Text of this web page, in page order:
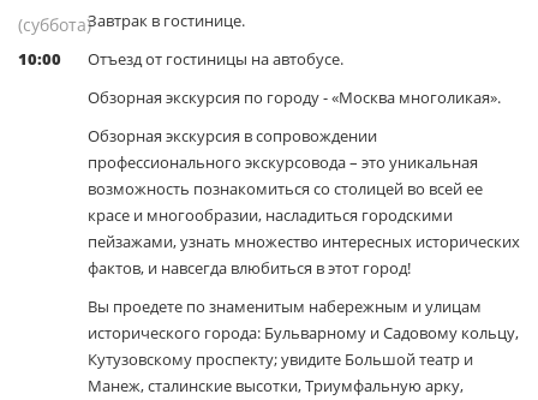
(суббота)Завтрак в гостинице.
10:00
Отъезд от гостиницы на автобусе.
Обзорная экскурсия по городу - «Москва многоликая».
Обзорная экскурсия в сопровождении
профессионального экскурсовода – это уникальная
возможность познакомиться со столицей во всей ее
красе и многообразии, насладиться городскими
пейзажами, узнать множество интересных исторических
фактов, и навсегда влюбиться в этот город!
Вы проедете по знаменитым набережным и улицам
исторического города: Бульварному и Садовому кольцу,
Кутузовскому проспекту; увидите Большой театр и
Манеж, сталинские высотки, Триумфальную арку,